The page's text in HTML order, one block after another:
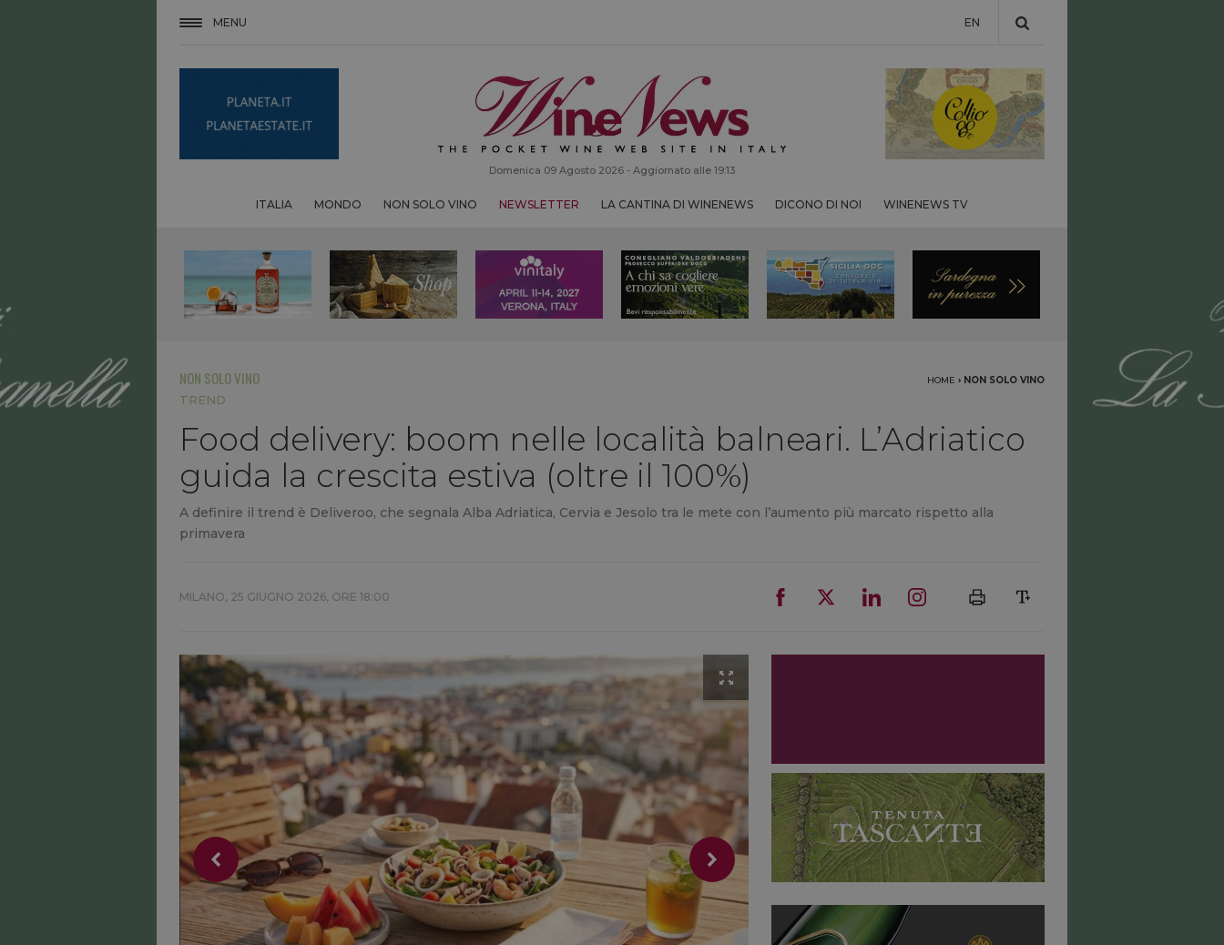
MENU EN
Domenica 09 Agosto 2026 - Aggiornato alle 19:13
ITALIA MONDO NON SOLO VINO NEWSLETTER LA CANTINA DI WINENEWS DICONO DI NOI WINENEWS TV
NON SOLO VINO HOME › NON SOLO VINO
TREND
Food delivery: boom nelle località balneari. L’Adriatico
guida la crescita estiva (oltre il 100%)
A definire il trend è Deliveroo, che segnala Alba Adriatica, Cervia e Jesolo tra le mete con l’aumento più marcato rispetto alla
primavera
MILANO, 25 GIUGNO 2026, ORE 18:00